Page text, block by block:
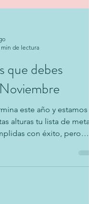
min de lectura
que debes
este año y estamos
alturas tu lista de metas
con éxito, pero